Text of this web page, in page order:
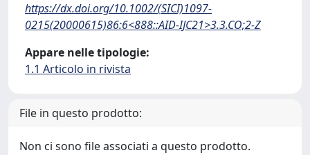
https://dx.doi.org/10.1002/(SICI)1097-
0215(20000615)86:6<888::AID-IJC21>3.3.CO;2-Z
Appare nelle tipologie:
1.1 Articolo in rivista
File in questo prodotto:
Non ci sono file associati a questo prodotto.